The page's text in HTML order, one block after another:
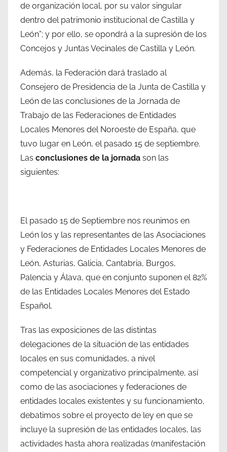
de organización local, por su valor singular
dentro del patrimonio institucional de Castilla y
León”; y por ello, se opondrá a la supresión de los
Concejos y Juntas Vecinales de Castilla y León.
Además, la Federación dará traslado al
Consejero de Presidencia de la Junta de Castilla y
León de las conclusiones de la Jornada de
Trabajo de las Federaciones de Entidades
Locales Menores del Noroeste de España, que
tuvo lugar en León, el pasado 15 de septiembre.
Las conclusiones de la jornada son las
siguientes:
El pasado 15 de Septiembre nos reunimos en
León los y las representantes de las Asociaciones
y Federaciones de Entidades Locales Menores de
León, Asturias, Galicia, Cantabria, Burgos,
Palencia y Álava, que en conjunto suponen el 82%
de las Entidades Locales Menores del Estado
Español.
Tras las exposiciones de las distintas
delegaciones de la situación de las entidades
locales en sus comunidades, a nivel
competencial y organizativo principalmente, así
como de las asociaciones y federaciones de
entidades locales existentes y su funcionamiento,
debatimos sobre el proyecto de ley en que se
incluye la supresión de las entidades locales, las
actividades hasta ahora realizadas (manifestación